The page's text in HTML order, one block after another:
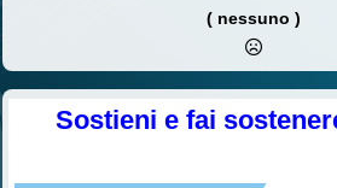
( nessuno )
Sostieni e fai